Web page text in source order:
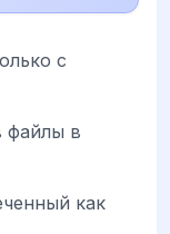
с
файлы в
как